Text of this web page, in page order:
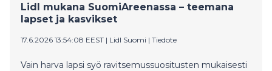
Lidl mukana SuomiAreenassa – teemana
lapset ja kasvikset
17.6.2026 13:54:08 EEST | Lidl Suomi | Tiedote
Vain harva lapsi syö ravitsemussuositusten mukaisesti